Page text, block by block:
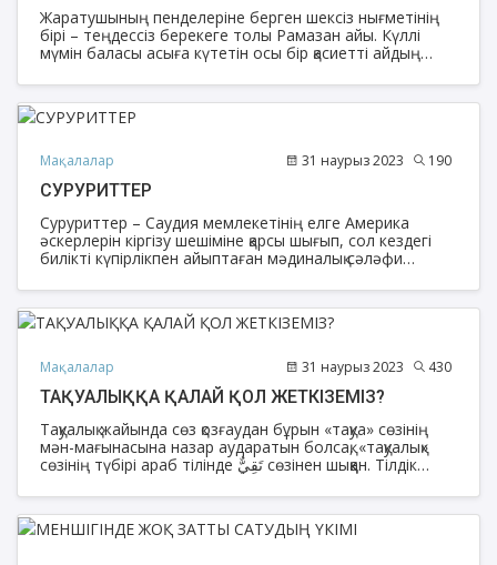
Жаратушының пенделеріне берген шексіз нығметінің
бірі – теңдессіз берекеге толы Рамазан айы. Күллі
мүмін баласы асыға күтетін осы бір қасиетті айдың
иман қажет.
Мақалалар 31 наурыз 2023 190
СУРУРИТТЕР
Суруриттер – Саудия мемлекетінің елге Америка
әскерлерін кіргізу шешіміне қарсы шығып, сол кездегі
билікті күпірлікпен айыптаған мәдиналық сәләфи
Сурури. Әлбани оларға осы суруриттер деген атауды
беріп, үмбеттің харижиттері деп атаған.
Мақалалар 31 наурыз 2023 430
ТАҚУАЛЫҚҚА ҚАЛАЙ ҚОЛ ЖЕТКІЗЕМІЗ?
Тақуалық жайында сөз қозғаудан бұрын «тақуа» сөзінің
мән-мағынасына назар аударатын болсақ, «тақуалық»
сөзінің түбірі араб тілінде تَقِيٌّ сөзінен шыққан. Тілдік
білдіреді.